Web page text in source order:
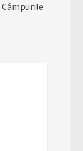
Câmpurile